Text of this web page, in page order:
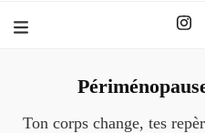
Ton corps change, tes